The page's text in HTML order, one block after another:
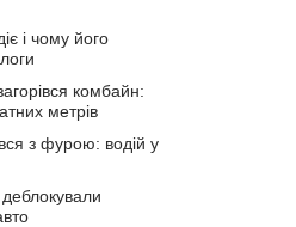
і чому його
комбайн:
метрів
з фурою: водій у